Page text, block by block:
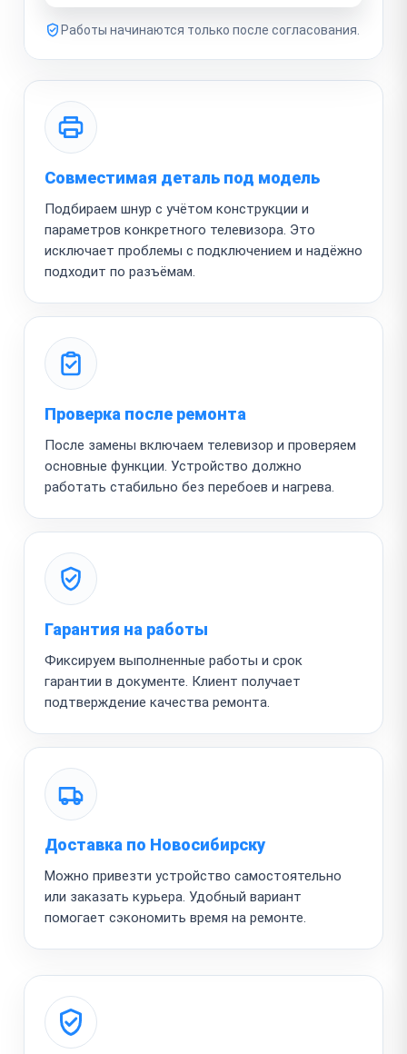
Работы начинаются только после согласования.
Совместимая деталь под модель
Подбираем шнур с учётом конструкции и
параметров конкретного телевизора. Это
исключает проблемы с подключением и надёжно
подходит по разъёмам.
Проверка после ремонта
После замены включаем телевизор и проверяем
основные функции. Устройство должно
работать стабильно без перебоев и нагрева.
Гарантия на работы
Фиксируем выполненные работы и срок
гарантии в документе. Клиент получает
подтверждение качества ремонта.
Доставка по Новосибирску
Можно привезти устройство самостоятельно
или заказать курьера. Удобный вариант
помогает сэкономить время на ремонте.